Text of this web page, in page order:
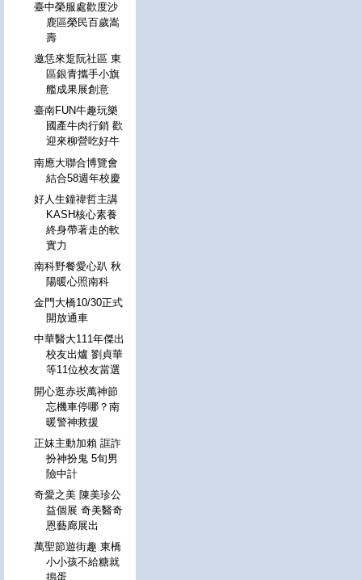
臺中榮服處歡度沙
鹿區榮民百歲嵩
壽
邀恁來踅阮社區 東
區銀青攜手小旗
艦成果展創意
臺南FUN牛趣玩樂
國產牛肉行銷 歡
迎來柳營吃好牛
南應大聯合博覽會
結合58週年校慶
好人生鐘禕哲主講
KASH核心素養
終身帶著走的軟
實力
南科野餐愛心趴 秋
陽暖心照南科
金門大橋10/30正式
開放通車
中華醫大111年傑出
校友出爐 劉貞華
等11位校友當選
開心逛赤崁萬神節
忘機車停哪？南
暖警神救援
正妹主動加賴 誆詐
扮神扮鬼 5旬男
險中計
奇愛之美 陳美珍公
益個展 奇美醫奇
恩藝廊展出
萬聖節遊街趣 東橋
小小孩不給糖就
搗蛋